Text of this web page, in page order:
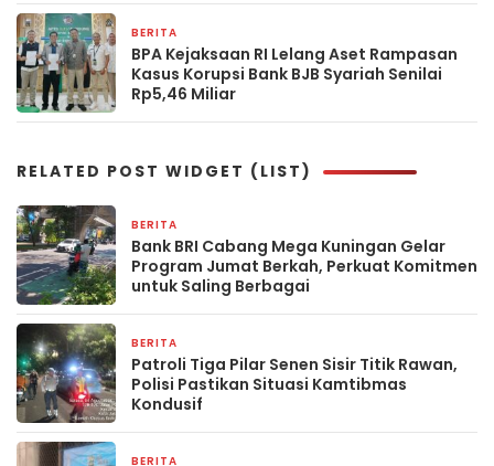
BERITA
BPA Kejaksaan RI Lelang Aset Rampasan
Kasus Korupsi Bank BJB Syariah Senilai
Rp5,46 Miliar
RELATED POST WIDGET (LIST)
BERITA
Bank BRI Cabang Mega Kuningan Gelar
Program Jumat Berkah, Perkuat Komitmen
untuk Saling Berbagai
BERITA
Patroli Tiga Pilar Senen Sisir Titik Rawan,
Polisi Pastikan Situasi Kamtibmas
Kondusif
BERITA